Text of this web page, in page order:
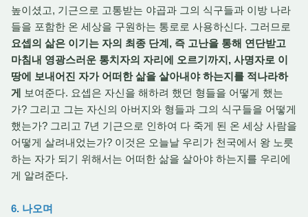
높이셨고, 기근으로 고통받는 야곱과 그의 식구들과 이방 나라
들을 포함한 온 세상을 구원하는 통로로 사용하신다. 그러므로
요셉의 삶은 이기는 자의 최종 단계, 즉 고난을 통해 연단받고
마침내 영광스러운 통치자의 자리에 오르기까지, 사명자로 이
땅에 보내어진 자가 어떠한 삶을 살아내야 하는지를 적나라하
게 보여준다. 요셉은 자신을 해하려 했던 형들을 어떻게 했는
가? 그리고 그는 자신의 아버지와 형들과 그의 식구들을 어떻게
했는가? 그리고 7년 기근으로 인하여 다 죽게 된 온 세상 사람을
어떻게 살려내었는가? 이것은 오늘날 우리가 천국에서 왕 노릇
하는 자가 되기 위해서는 어떠한 삶을 살아야 하는지를 우리에
게 알려준다.
6. 나오며